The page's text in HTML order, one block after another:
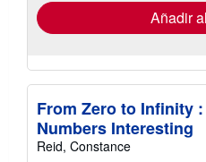
envío
Añadir
From Zero to Infinity
Numbers Interesting
Reid, Constance